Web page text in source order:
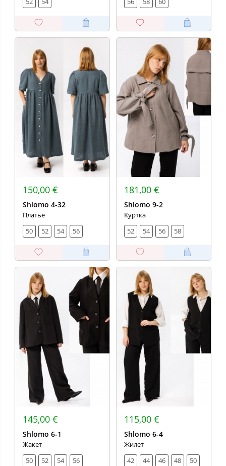
150,00 €
Shlomo 4-32
Платье
50
52 54 56
181,00 €
Shlomo 9-2
Куртка
52
54 56 58
145,00 €
Shlomo 6-1
Жакет
50
52 54 56
115,00 €
Shlomo 6-4
Жилет
42
44 46 48
50